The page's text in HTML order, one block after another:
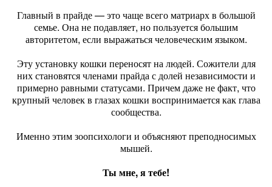
Главный в прайде — это чаще всего матриарх в большой
семье. Она не подавляет, но пользуется большим
авторитетом, если выражаться человеческим языком.
Эту установку кошки переносят на людей. Сожители для
них становятся членами прайда с долей независимости и
примерно равными статусами. Причем даже не факт, что
крупный человек в глазах кошки воспринимается как глава
сообщества.
Именно этим зоопсихологи и объясняют преподносимых
мышей.
Ты мне, я тебе!